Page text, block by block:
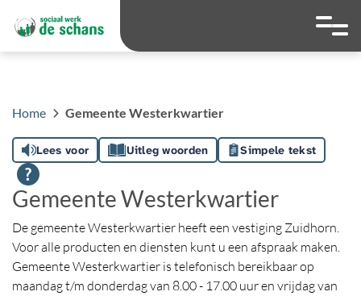
Hoog contrast
Ga naar
Home Gemeente Westerkwartier
Lees voor Uitleg woorden Simpele tekst
Gemeente Westerkwartier
De gemeente Westerkwartier heeft een vestiging Zuidhorn.
Voor alle producten en diensten kunt u een afspraak maken.
Gemeente Westerkwartier is telefonisch bereikbaar op
maandag t/m donderdag van 8.00 - 17.00 uur en vrijdag van